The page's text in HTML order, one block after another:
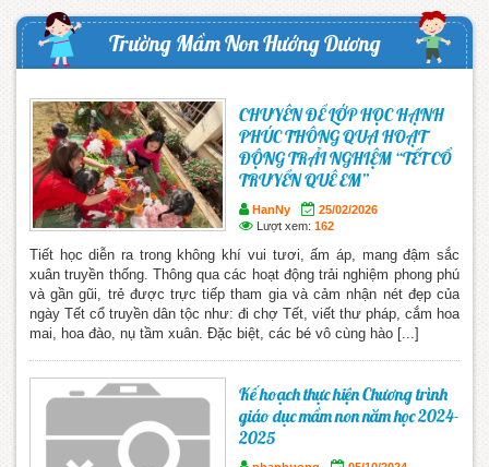
Trường Mầm Non Hướng Dương
CHUYÊN ĐỀ LỚP HỌC HẠNH
PHÚC THÔNG QUA HOẠT
ĐỘNG TRẢI NGHIỆM “TẾT CỔ
TRUYỀN QUÊ EM”
HanNy
25/02/2026
Lượt xem: 162
Tiết học diễn ra trong không khí vui tươi, ấm áp, mang đậm sắc
xuân truyền thống. Thông qua các hoạt động trải nghiệm phong phú
và gần gũi, trẻ được trực tiếp tham gia và cảm nhận nét đẹp của
ngày Tết cổ truyền dân tộc như: đi chợ Tết, viết thư pháp, cắm hoa
mai, hoa đào, nụ tầm xuân. Đặc biệt, các bé vô cùng hào [...]
Kế hoạch thực hiện Chương trình
giáo dục mầm non năm học 2024-
2025